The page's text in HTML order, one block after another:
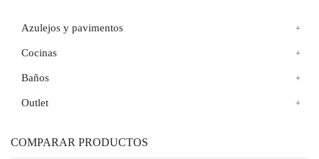
Azulejos y pavimentos
Cocinas
Baños
Outlet
COMPARAR PRODUCTOS